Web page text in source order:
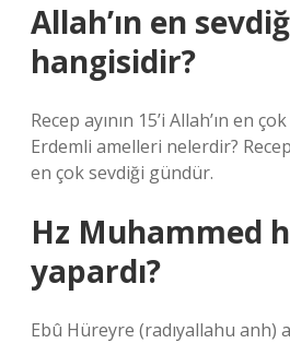
Allah’ın en
hangisidir?
Recep ayının 15’i Allah’ın en
Erdemli amelleri nelerdir? Recep
en çok sevdiği gündür.
Hz Muhammed
yapardı?
Ebû Hüreyre (radıyallahu anh)